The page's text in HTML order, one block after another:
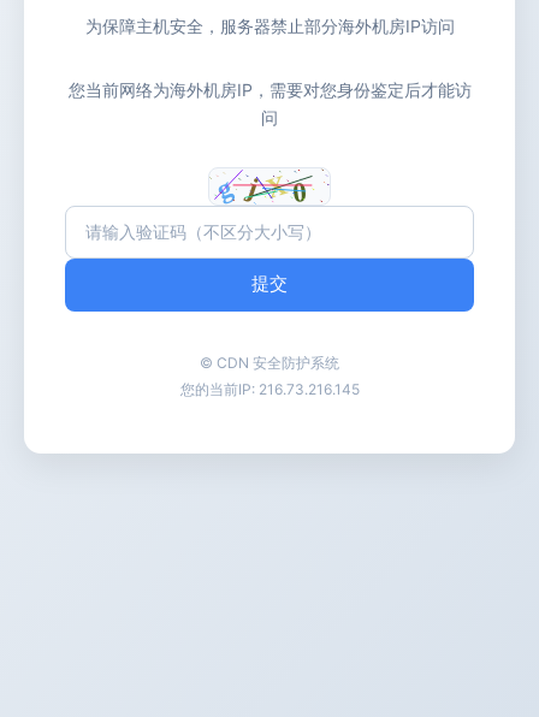
为保障主机安全，服务器禁止部分海外机房IP访问
您当前网络为海外机房IP，需要对您身份鉴定后才能访
问
提交
© CDN 安全防护系统
您的当前IP: 216.73.216.145